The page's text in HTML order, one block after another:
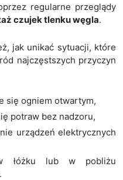
regularne przeglądy
czujek tlenku węgla.
jak unikać sytuacji, które
najczęstszych przyczyn
się ogniem otwartym,
potraw bez nadzoru,
urządzeń elektrycznych
łóżku lub w pobliżu